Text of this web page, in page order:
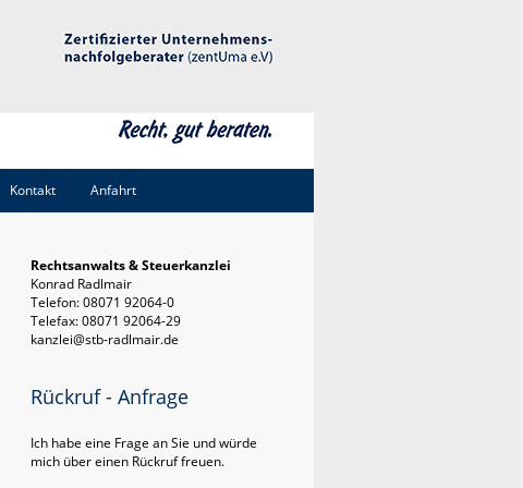
Kontakt Anfahrt
Rechtsanwalts & Steuerkanzlei
Konrad Radlmair
Telefon: 08071 92064-0
Telefax: 08071 92064-29
kanzlei@stb-radlmair.de
Rückruf - Anfrage
Ich habe eine Frage an Sie und würde
mich über einen Rückruf freuen.